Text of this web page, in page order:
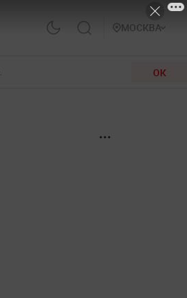
МОСКВА
ОК